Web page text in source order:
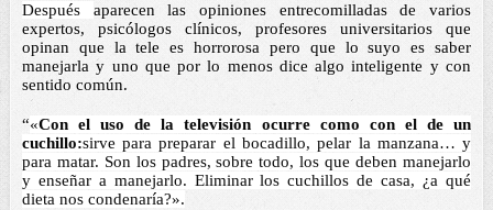
Después aparecen las opiniones entrecomilladas de varios
expertos, psicólogos clínicos, profesores universitarios que
opinan que la tele es horrorosa pero que lo suyo es saber
manejarla y uno que por lo menos dice algo inteligente y con
sentido común.
“«Con el uso de la televisión ocurre como con el de un
cuchillo:sirve para preparar el bocadillo, pelar la manzana… y
para matar. Son los padres, sobre todo, los que deben manejarlo
y enseñar a manejarlo. Eliminar los cuchillos de casa, ¿a qué
dieta nos condenaría?».